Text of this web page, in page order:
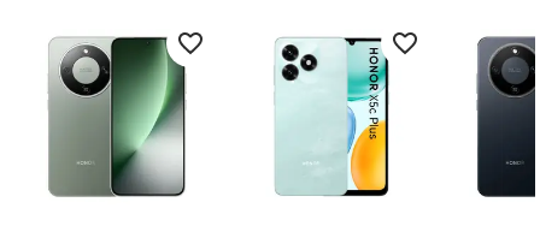
Modèle de
processeur
7 Gen 3
L'architecture du
ARM Cortex-A715+Cortex-A510
Nombre de coeurs